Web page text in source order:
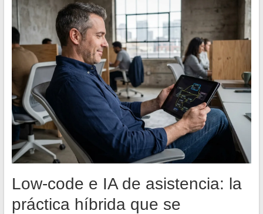
Low-code e IA de asistencia: la
práctica híbrida que se